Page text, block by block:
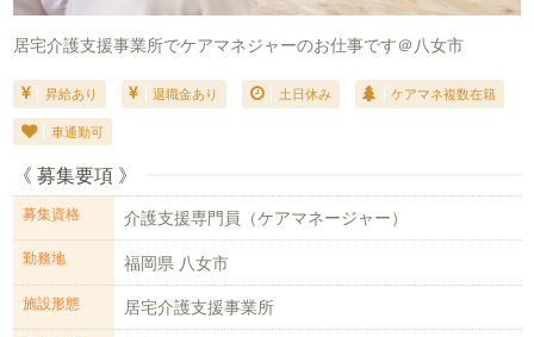
居宅介護支援事業所でケアマネジャーのお仕事です＠八女市
昇給あり 退職金あり 土日休み ケアマネ複数在籍
車通勤可
《 募集要項 》
募集資格 介護支援専門員（ケアマネージャー）
勤務地 福岡県 八女市
施設形態 居宅介護支援事業所